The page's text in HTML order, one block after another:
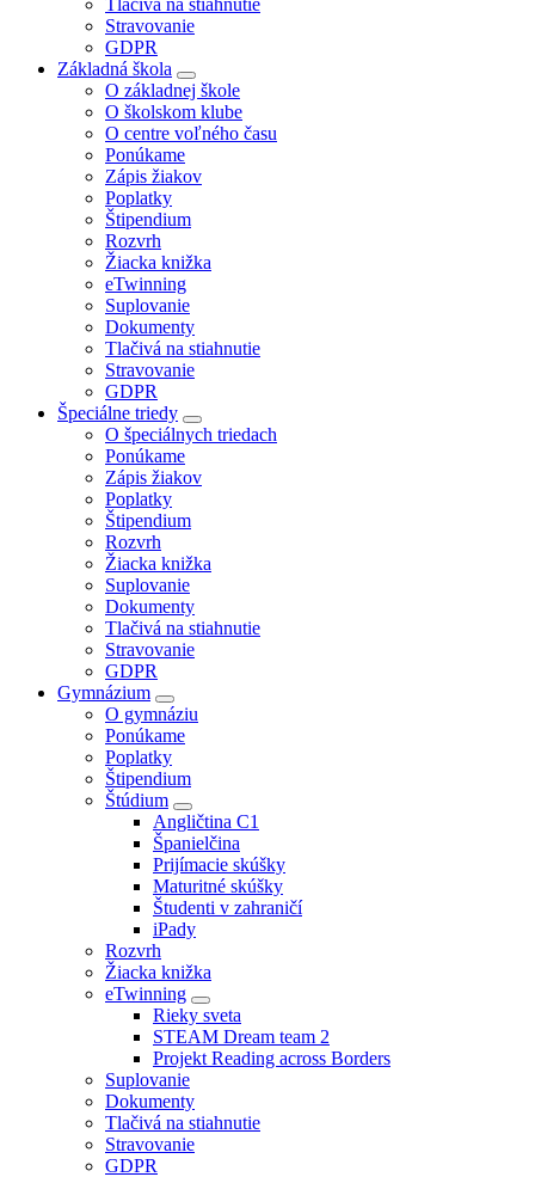
Stravovanie
GDPR
Základná škola
O základnej škole
O školskom klube
O centre voľného času
Ponúkame
Zápis žiakov
Poplatky
Štipendium
Rozvrh
Žiacka knižka
eTwinning
Suplovanie
Dokumenty
Tlačivá na stiahnutie
Stravovanie
GDPR
Špeciálne triedy
O špeciálnych triedach
Ponúkame
Zápis žiakov
Poplatky
Štipendium
Rozvrh
Žiacka knižka
Suplovanie
Dokumenty
Tlačivá na stiahnutie
Stravovanie
GDPR
Gymnázium
O gymnáziu
Ponúkame
Poplatky
Štipendium
Štúdium
Angličtina C1
Španielčina
Prijímacie skúšky
Maturitné skúšky
Študenti v zahraničí
iPady
Rozvrh
Žiacka knižka
eTwinning
Rieky sveta
STEAM Dream team 2
Projekt Reading across Borders
Suplovanie
Dokumenty
Tlačivá na stiahnutie
Stravovanie
GDPR